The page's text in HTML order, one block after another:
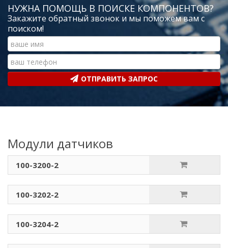
НУЖНА ПОМОЩЬ В ПОИСКЕ КОМПОНЕНТОВ?
Закажите обратный звонок и мы поможем вам с
поиском!
ОТПРАВИТЬ ЗАПРОС
Модули датчиков
100-3200-2
100-3202-2
100-3204-2